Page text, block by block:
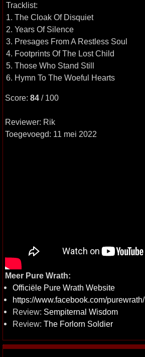
Tracklist:
1. The Cloak Of Disquiet
2. Years Of Silence
3. Presages From A Restless Soul
4. Footprints Of The Lost Child
5. Those Who Stand Still
6. Hymn To The Woeful Hearts
Score: 84 / 100
Reviewer: Rik
Toegevoegd: 11 mei 2022
Meer Pure Wrath:
Officiële Pure Wrath Website
https://www.facebook.com/purewrath/
Review: Sempiternal Wisdom
Review: The Forlorn Soldier